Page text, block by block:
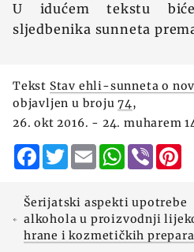
U idućem tekstu
sljedbenika sunneta
Tekst Stav ehli-sunneta o
objavljen u broju74,
26. okt 2016. - 24. muharem
Facebook
TwitterEmailWhatsApp
Viber
Šerijatski aspekti upotrebe
alkohola u proizvodnji
hrane i kozmetičkih